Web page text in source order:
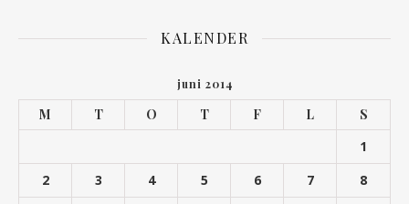
KALENDER
juni 2014
M T O T F L
S
1
2
3 4 5 6 7
8